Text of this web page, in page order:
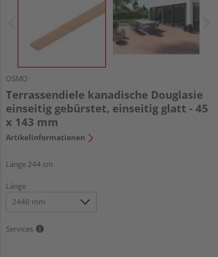
OSMO
Terrassendiele kanadische Douglasie
einseitig gebürstet, einseitig glatt - 45
x 143 mm
Artikelinformationen
Länge 244 cm
Länge
Services